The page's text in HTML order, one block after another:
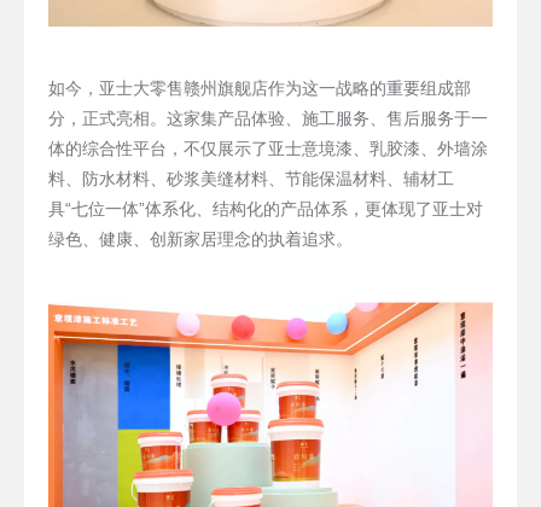
如今，亚士大零售赣州旗舰店作为这一战略的重要组成部
分，正式亮相。这家集产品体验、施工服务、售后服务于一
体的综合性平台，不仅展示了亚士意境漆、乳胶漆、外墙涂
料、防水材料、砂浆美缝材料、节能保温材料、辅材工
具“七位一体”体系化、结构化的产品体系，更体现了亚士对
绿色、健康、创新家居理念的执着追求。